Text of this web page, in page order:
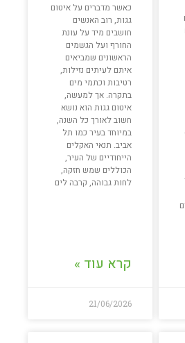
כאשר מדברים על איטום
גגות, רוב האנשים
חושבים מיד על עונת
החורף ועל הגשמים
הראשונים שמביאים
איתם לעיתים נזילות,
רטיבות וכתמי מים
בתקרה. אך למעשה,
איטום גגות הוא נושא
חשוב לאורך כל השנה,
במיוחד בעיר כמו תל
אביב. תנאי האקלים
הייחודיים של העיר,
הכוללים שמש חזקה,
לחות גבוהה, קרבה לים
קרא עוד »
21/06/2026